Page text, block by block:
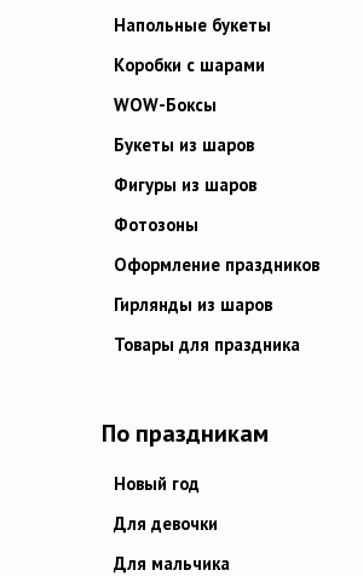
Напольные букеты
Коробки с шарами
WOW-Боксы
Букеты из шаров
Фигуры из шаров
Фотозоны
Оформление праздников
Гирлянды из шаров
Товары для праздника
По праздникам
Новый год
Для девочки
Для мальчика